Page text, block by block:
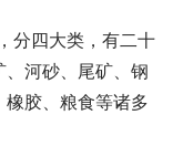
分四大类，有二十
、河砂、尾矿、钢
胶、粮食等诸多